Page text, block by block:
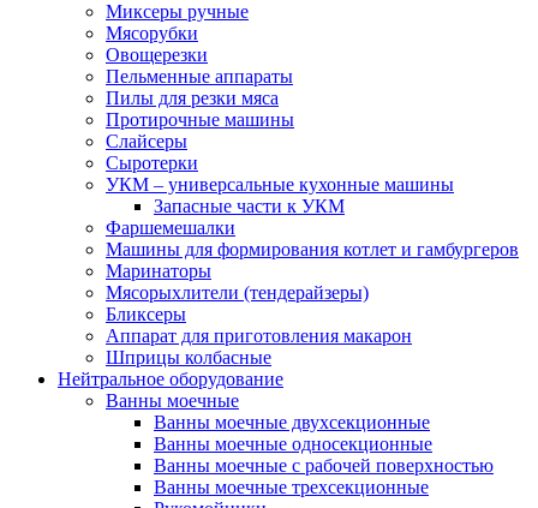
Миксеры ручные
Мясорубки
Овощерезки
Пельменные аппараты
Пилы для резки мяса
Протирочные машины
Слайсеры
Сыротерки
УКМ – универсальные кухонные машины
Запасные части к УКМ
Фаршемешалки
Машины для формирования котлет и гамбургеров
Маринаторы
Мясорыхлители (тендерайзеры)
Бликсеры
Аппарат для приготовления макарон
Шприцы колбасные
Нейтральное оборудование
Ванны моечные
Ванны моечные двухсекционные
Ванны моечные односекционные
Ванны моечные с рабочей поверхностью
Ванны моечные трехсекционные